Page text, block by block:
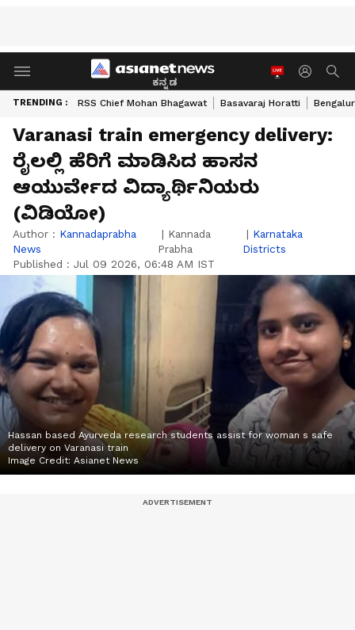
ಕನ್ನಡ
TRENDING : RSS Chief Mohan Bhagawat Basavaraj Horatti
Varanasi train emergency delivery:
ರೈಲಲ್ಲಿ ಹೆರಿಗೆ ಮಾಡಿಸಿದ ಹಾಸನ
ಆಯುರ್ವೇದ ವಿದ್ಯಾರ್ಥಿನಿಯರು
(ವಿಡಿಯೋ)
Author : Kannadaprabha
News
| Kannada
Prabha
| Karnataka
Districts
Published : Jul 09 2026, 06:48 AM IST
Hassan based Ayurveda research students assist for woman s safe
delivery on Varanasi train
Image Credit: Asianet News